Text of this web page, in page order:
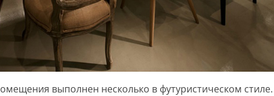
выполнен несколько в футуристическом стиле.